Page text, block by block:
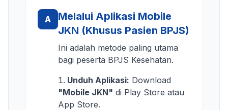
A
Melalui Aplikasi Mobile
JKN (Khusus Pasien BPJS)
Ini adalah metode paling utama
bagi peserta BPJS Kesehatan.
Unduh Aplikasi: Download
"Mobile JKN" di Play Store atau
App Store.